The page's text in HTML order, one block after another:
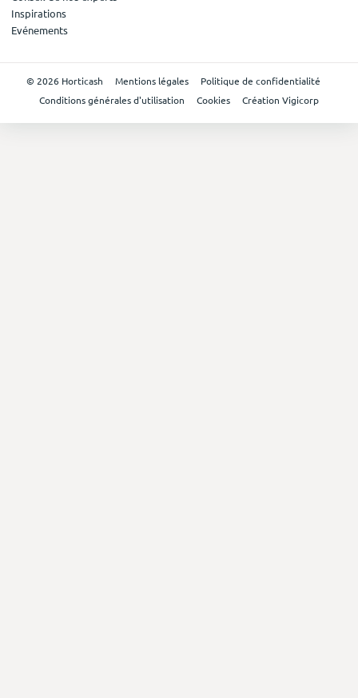
Inspirations
Evénements
© 2026 Horticash Mentions légales
Politique de confidentialité
Conditions générales d'utilisation
Cookies Création Vigicorp